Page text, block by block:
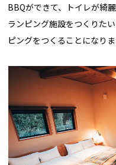
BBQができて、トイレが綺
ランピング施設をつくりた
ピングをつくることになりま